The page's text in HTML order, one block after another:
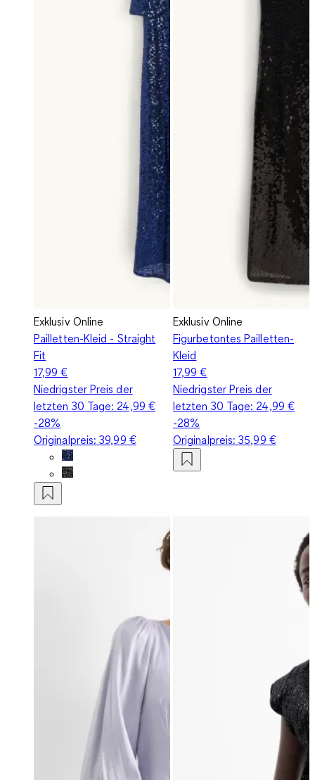
Exklusiv Online
Pailletten-Kleid - Straight
Fit
17,99 €
Niedrigster Preis der
letzten 30 Tage: 24,99 €
-28%
Originalpreis:39,99 €
Exklusiv Online
Figurbetontes Pailletten-
Kleid
17,99 €
Niedrigster Preis der
letzten 30 Tage: 24,99 €
-28%
Originalpreis:35,99 €